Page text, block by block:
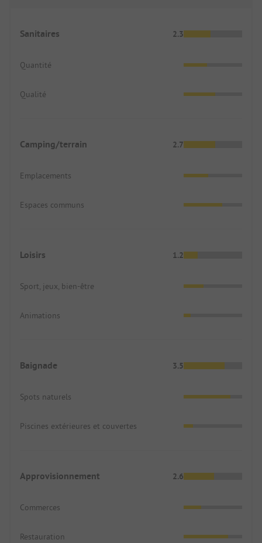
rien à faire en été.
Sanitaires 2.3
Quantité
Qualité
Camping/terrain 2.7
Emplacements
Espaces communs
Loisirs 1.2
Sport, jeux, bien-être
Animations
Baignade 3.5
Spots naturels
Piscines extérieures et couvertes
Approvisionnement 2.6
Commerces
Restauration